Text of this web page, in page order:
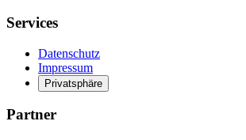
Services
Datenschutz
Impressum
Privatsphäre
Partner